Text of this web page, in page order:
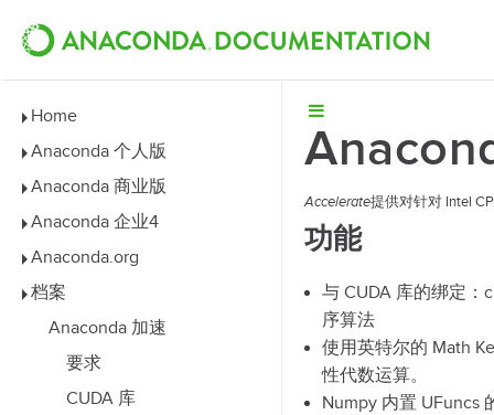
Home
Anaconda 个人版
Anaconda 商业版
Anaconda 企业4
Anaconda.org
档案
Anaconda 加速
要求
CUDA 库
Accelerate提供对针对 Intel
功能
与 CUDA 库的绑定：
序算法
使用英特尔的 Math
性代数运算。
Numpy 内置 UFuncs